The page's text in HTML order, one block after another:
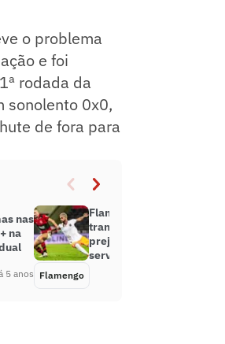
o problema
e foi
rodada da
sonolento 0x0,
de fora para
nas
na
5 anos
Flamengo informa que
transmissão da FlaTV+ ‘foi
prejudicada por ataque aos
servidores da plataforma’
Flamengo